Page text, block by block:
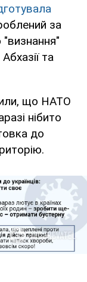
за
та
що НАТО
нібито
до